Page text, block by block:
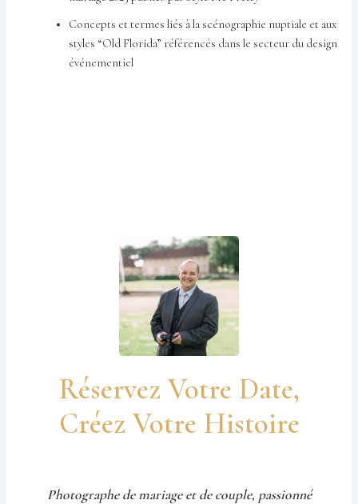
Concepts et termes liés à la scénographie nuptiale et aux
styles “Old Florida” référencés dans le secteur du design
événementiel
Réservez Votre Date,
Créez Votre Histoire
Photographe de mariage et de couple, passionné